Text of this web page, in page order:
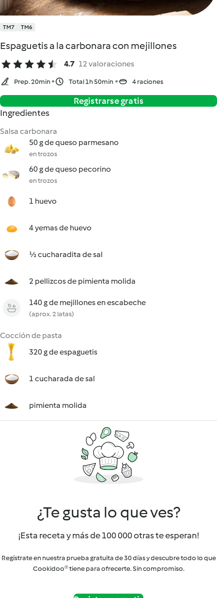
TM7 TM6
Espaguetis a la carbonara con mejillones
4.7 12 valoraciones
Prep. 20min Total 1h 50min 4 raciones
Registrarse gratis
Ingredientes
Salsa carbonara
50 g de queso parmesano
en trozos
60 g de queso pecorino
en trozos
1 huevo
4 yemas de huevo
½ cucharadita de sal
2 pellizcos de pimienta molida
140 g de mejillones en escabeche
(aprox. 2 latas)
Cocción de pasta
320 g de espaguetis
1 cucharada de sal
pimienta molida
¿Te gusta lo que ves?
¡Esta receta y más de 100 000 otras te esperan!
Regístrate en nuestra prueba gratuita de 30 días y descubre todo lo que
Cookidoo® tiene para ofrecerte. Sin compromiso.